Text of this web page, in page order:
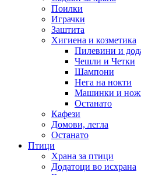
Поилки
Играчки
Заштита
Хигиена и козметика
Пилевини и
Чешли и Четки
Шампони
Нега на нокти
Машинки и
Останато
Кафези
Домови, легла
Останато
Птици
Храна за птици
Додатоци во исхрана